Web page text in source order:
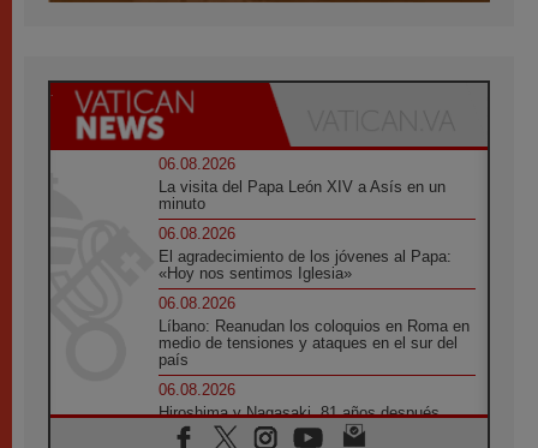
06.08.2026
La visita del Papa León XIV a Asís en un
minuto
06.08.2026
El agradecimiento de los jóvenes al Papa:
«Hoy nos sentimos Iglesia»
06.08.2026
Líbano: Reanudan los coloquios en Roma en
medio de tensiones y ataques en el sur del
país
06.08.2026
Hiroshima y Nagasaki, 81 años después.
Comienzan "Diez Días Oración por la Paz"